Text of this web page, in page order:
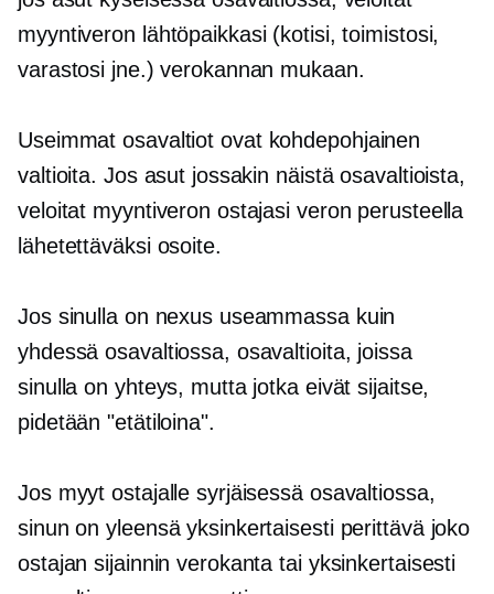
myyntiveron lähtöpaikkasi (kotisi, toimistosi,
varastosi jne.) verokannan mukaan.
Useimmat osavaltiot ovat kohdepohjainen
valtioita. Jos asut jossakin näistä osavaltioista,
veloitat myyntiveron ostajasi veron perusteella
lähetettäväksiosoite.
Jos sinulla on nexus useammassa kuin
yhdessä osavaltiossa, osavaltioita, joissa
sinulla on yhteys, mutta jotka eivät sijaitse,
pidetään "etätiloina".
Jos myyt ostajalle syrjäisessä osavaltiossa,
sinun on yleensä yksinkertaisesti perittävä joko
ostajan sijainnin verokanta tai yksinkertaisesti